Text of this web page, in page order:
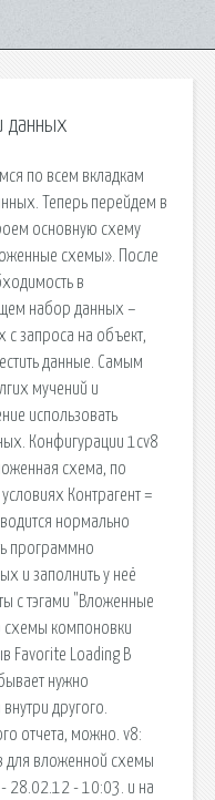
данных
по всем вкладкам
Теперь перейдем в
основную схему
схемы». После
в
набор данных –
с запроса на объект,
данные. Самым
мучений и
использовать
Конфигурации 1cv8
схема, по
Контрагент =
нормально
программно
и заполнить у неё
с тэгами "Вложенные
схемы компоновки
Favorite Loading В
нужно
другого.
отчета, можно. v8:
для вложенной схемы
28.02.12 - 10:03. и на